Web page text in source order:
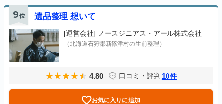
9位 遺品整理 想いて
[運営会社] ノースジニアス・アール株式会社
（北海道石狩郡新篠津村の生前整理）
4.80 口コミ・評判 10件
お気に入りに追加